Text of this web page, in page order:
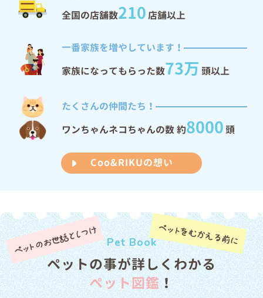
ェ空陸家】
7/26（日）城東古市店閉店のお知らせ
お知らせ
2026/06/18
6/21（日）茶屋町店閉店のお知らせ
お知らせ
【6/6(土)〜6/14(日)店舗改装閉店SALE！】高槻店リニューアルに
向けて一時閉店のお知らせ
お知らせ
2026/05/15
6/21（日）浅草店閉店のお知らせ
お知らせ
2026/05/11
6/7（日）秋葉原店閉店のお知らせ
全国の店舗数210店舗以上
一番家族を増やしています！
家族になってもらった数73万頭以上
たくさんの仲間たち！
ワンちゃんネコちゃんの数 約8000頭
Coo&RIKUの想い
Pet Book
ペットの事が詳しくわかる
ペット図鑑！